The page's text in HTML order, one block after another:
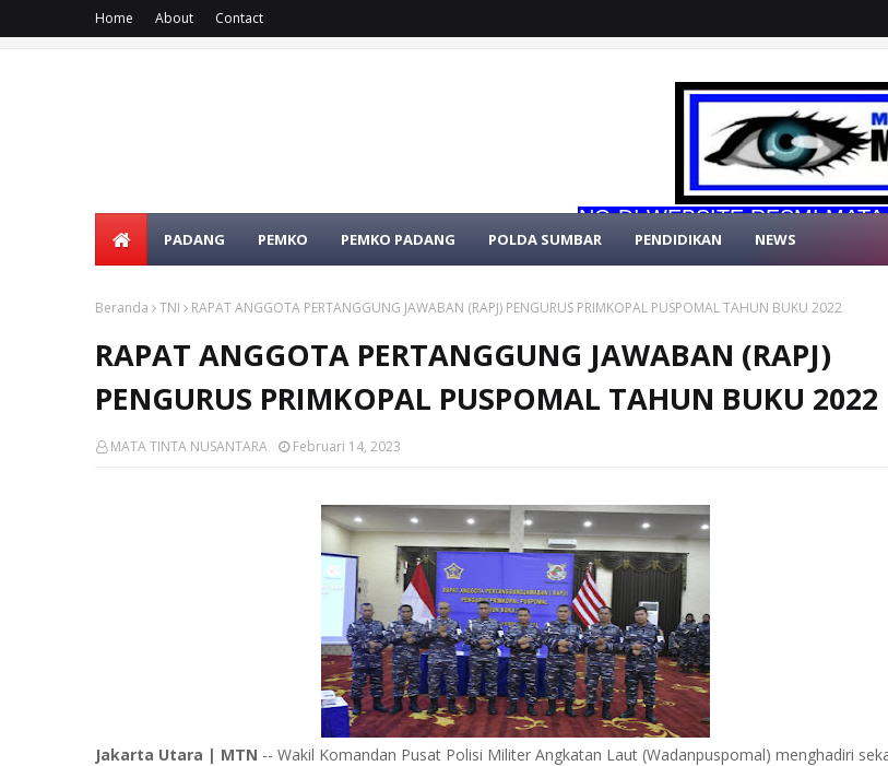
Home About Contact
SELAMAT DATANG DI WEBSITE RESMI MATA TINTA
PADANG PEMKO PEMKO PADANG POLDA SUMBAR PENDIDIKAN NEWS
Beranda TNI RAPAT ANGGOTA PERTANGGUNG JAWABAN (RAPJ) PENGURUS PRIMKOPAL PUSPOMAL TAHUN BUKU 2022
RAPAT ANGGOTA PERTANGGUNG JAWABAN (RAPJ)
PENGURUS PRIMKOPAL PUSPOMAL TAHUN BUKU 2022
MATA TINTA NUSANTARA Februari 14, 2023
Jakarta Utara | MTN -- Wakil Komandan Pusat Polisi Militer Angkatan Laut (Wadanpuspomal) menghadiri